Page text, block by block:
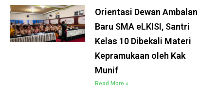
Orientasi Dewan Ambalan
Baru SMA eLKISI, Santri
Kelas 10 Dibekali Materi
Kepramukaan oleh Kak
Munif
Read More »